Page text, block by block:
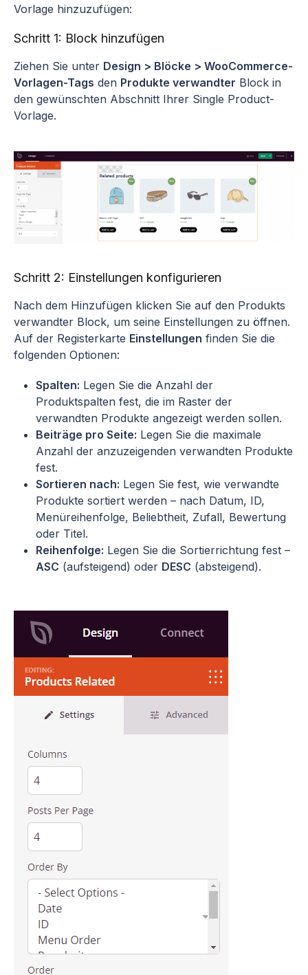
Vorlage hinzuzufügen:
Schritt 1: Block hinzufügen
Ziehen Sie unter Design > Blöcke > WooCommerce-
Vorlagen-Tags den Produkte verwandter Block in
den gewünschten Abschnitt Ihrer Single Product-
Vorlage.
Schritt 2: Einstellungen konfigurieren
Nach dem Hinzufügen klicken Sie auf den Produkts
verwandter Block, um seine Einstellungen zu öffnen.
Auf der Registerkarte Einstellungen finden Sie die
folgenden Optionen:
Spalten: Legen Sie die Anzahl der
Produktspalten fest, die im Raster der
verwandten Produkte angezeigt werden sollen.
Beiträge pro Seite: Legen Sie die maximale
Anzahl der anzuzeigenden verwandten Produkte
fest.
Sortieren nach: Legen Sie fest, wie verwandte
Produkte sortiert werden – nach Datum, ID,
Menüreihenfolge, Beliebtheit, Zufall, Bewertung
oder Titel.
Reihenfolge: Legen Sie die Sortierrichtung fest –
ASC (aufsteigend) oder DESC (absteigend).